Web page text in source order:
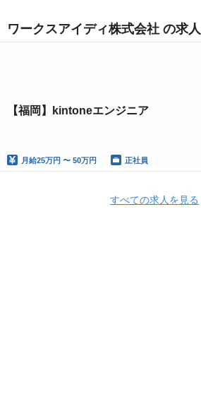
ワークスアイディ株式会社 の求人
【福岡】kintoneエンジニア
月給25万円 〜 50万円 正社員
すべての求人を見る